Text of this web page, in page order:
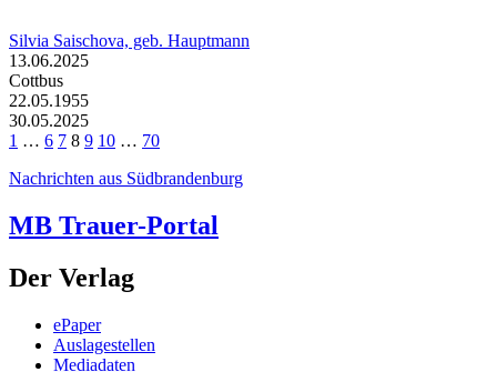
Silvia Saischova, geb. Hauptmann
13.06.2025
Cottbus
22.05.1955
30.05.2025
1 … 6 7 8 9 10 … 70
Nachrichten aus Südbrandenburg
MB Trauer-Portal
Der Verlag
ePaper
Auslagestellen
Mediadaten